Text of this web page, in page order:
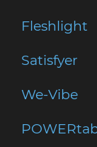
Fleshlight
Satisfyer
We-Vibe